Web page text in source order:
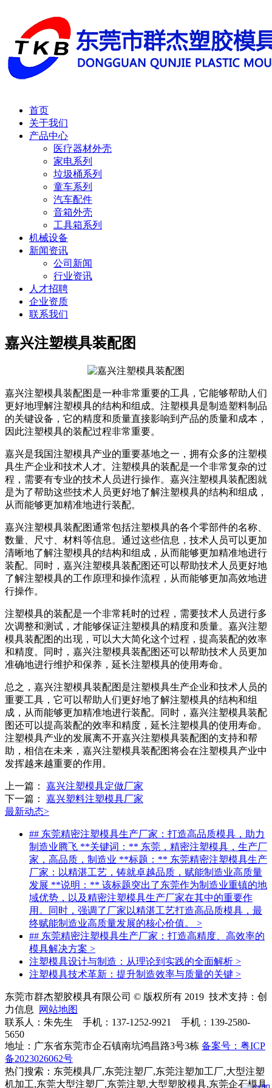
首页
关于我们
产品中心
医疗器材外壳
家电系列
垃圾桶系列
童车系列
汽车配件
音箱外壳
工具箱系列
机械设备
新闻资讯
公司新闻
行业资讯
人才招聘
企业资质
联系我们
嘉兴注塑模具装配图
嘉兴注塑模具装配图是一种非常重要的工具，它能够帮助人们
更好地理解注塑模具的结构和组成。注塑模具是制造塑料制品
的关键设备，它的精度和质量直接影响到产品的质量和成本，
因此注塑模具的装配过程非常重要。
嘉兴是我国注塑模具产业的重要基地之一，拥有众多的注塑模
具生产企业和技术人才。注塑模具的装配是一个非常复杂的过
程，需要有专业的技术人员进行操作。嘉兴注塑模具装配图就
是为了帮助这些技术人员更好地了解注塑模具的结构和组成，
从而能够更加精准地进行装配。
嘉兴注塑模具装配图通常包括注塑模具的各个零部件的名称、
数量、尺寸、材料等信息。通过这些信息，技术人员可以更加
清晰地了解注塑模具的结构和组成，从而能够更加精准地进行
装配。同时，嘉兴注塑模具装配图还可以帮助技术人员更好地
了解注塑模具的工作原理和操作流程，从而能够更加高效地进
行操作。
注塑模具的装配是一个非常耗时的过程，需要技术人员进行多
次调整和测试，才能够保证注塑模具的精度和质量。嘉兴注塑
模具装配图的出现，可以大大简化这个过程，提高装配的效率
和精度。同时，嘉兴注塑模具装配图还可以帮助技术人员更加
准确地进行维护和保养，延长注塑模具的使用寿命。
总之，嘉兴注塑模具装配图是注塑模具生产企业和技术人员的
重要工具，它可以帮助人们更好地了解注塑模具的结构和组
成，从而能够更加精准地进行装配。同时，嘉兴注塑模具装配
图还可以提高装配的效率和精度，延长注塑模具的使用寿命。
注塑模具产业的发展离不开嘉兴注塑模具装配图的支持和帮
助，相信在未来，嘉兴注塑模具装配图将会在注塑模具产业中
发挥越来越重要的作用。
上一篇： 嘉兴注塑模具定做厂家
下一篇： 嘉兴塑料注塑模具厂家
最新动态>
## 东莞精密注塑模具生产厂家：打造高品质模具，助力
制造业腾飞 **关键词：** 东莞，精密注塑模具，生产厂
家，高品质，制造业 **标题：** 东莞精密注塑模具生产
厂家：以精湛工艺，铸就卓越品质，赋能制造业高质量
发展 **说明：** 该标题突出了东莞作为制造业重镇的地
域优势，以及精密注塑模具生产厂家在其中的重要作
用。同时，强调了厂家以精湛工艺打造高品质模具，最
终赋能制造业高质量发展的核心价值。 >
## 东莞精密注塑模具生产厂家：打造高精度、高效率的
模具解决方案 >
注塑模具设计与制造：从理论到实践的全面解析 >
注塑模具技术革新：提升制造效率与质量的关键 >
东莞市群杰塑胶模具有限公司 © 版权所有 2019 技术支持：创
力信息
网站地图
联系人：朱先生 手机：137-1252-9921 手机：139-2580-
5650
地址：广东省东莞市企石镇南坑鸿昌路3号3栋 备案号：粤ICP
备2023026062号
热门搜索：东莞模具厂,东莞注塑厂,东莞注塑加工厂,大型注塑
机加工,东莞大型注塑厂,东莞注塑,大型塑胶模具,东莞企石模具